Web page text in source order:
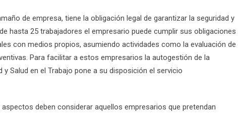
de empresa, tiene la obligación legal de garantizar la seguridad y
hasta 25 trabajadores el empresario puede cumplir sus obligaciones
con medios propios, asumiendo actividades como la evaluación de
Para facilitar a estos empresarios la autogestión de la
Salud en el Trabajo pone a su disposición el servicio
deben considerar aquellos empresarios que pretendan